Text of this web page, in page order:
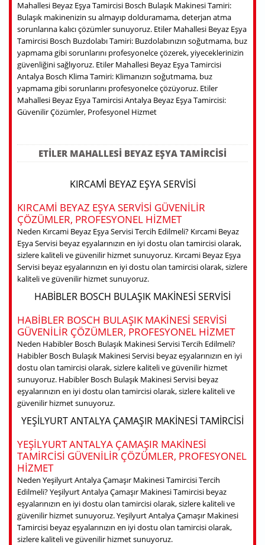
Mahallesi Beyaz Eşya Tamircisi Bosch Bulaşık Makinesi Tamiri:
Bulaşık makinenizin su almayıp dolduramama, deterjan atma
sorunlarına kalıcı çözümler sunuyoruz. Etiler Mahallesi Beyaz Eşya
Tamircisi Bosch Buzdolabı Tamiri: Buzdolabınızın soğutmama, buz
yapmama gibi sorunlarını profesyonelce çözerek, yiyeceklerinizin
güvenliğini sağlıyoruz. Etiler Mahallesi Beyaz Eşya Tamircisi
Antalya Bosch Klima Tamiri: Klimanızın soğutmama, buz
yapmama gibi sorunlarını profesyonelce çözüyoruz. Etiler
Mahallesi Beyaz Eşya Tamircisi Antalya Beyaz Eşya Tamircisi:
Güvenilir Çözümler, Profesyonel Hizmet
ETILER MAHALLESI BEYAZ EŞYA TAMIRCISI
KIRCAMI BEYAZ EŞYA SERVISI
KIRCAMI BEYAZ EŞYA SERVISI GÜVENILIR
ÇÖZÜMLER, PROFESYONEL HIZMET
Neden Kırcami Beyaz Eşya Servisi Tercih Edilmeli? Kırcami Beyaz
Eşya Servisi beyaz eşyalarınızın en iyi dostu olan tamircisi olarak,
sizlere kaliteli ve güvenilir hizmet sunuyoruz. Kırcami Beyaz Eşya
Servisi beyaz eşyalarınızın en iyi dostu olan tamircisi olarak, sizlere
kaliteli ve güvenilir hizmet sunuyoruz.
HABIBLER BOSCH BULAŞIK MAKINESI SERVISI
HABIBLER BOSCH BULAŞIK MAKINESI SERVISI
GÜVENILIR ÇÖZÜMLER, PROFESYONEL HIZMET
Neden Habibler Bosch Bulaşık Makinesi Servisi Tercih Edilmeli?
Habibler Bosch Bulaşık Makinesi Servisi beyaz eşyalarınızın en iyi
dostu olan tamircisi olarak, sizlere kaliteli ve güvenilir hizmet
sunuyoruz. Habibler Bosch Bulaşık Makinesi Servisi beyaz
eşyalarınızın en iyi dostu olan tamircisi olarak, sizlere kaliteli ve
güvenilir hizmet sunuyoruz.
YEŞILYURT ANTALYA ÇAMAŞIR MAKINESI TAMIRCISI
YEŞILYURT ANTALYA ÇAMAŞIR MAKINESI
TAMIRCISI GÜVENILIR ÇÖZÜMLER, PROFESYONEL
HIZMET
Neden Yeşilyurt Antalya Çamaşır Makinesi Tamircisi Tercih
Edilmeli? Yeşilyurt Antalya Çamaşır Makinesi Tamircisi beyaz
eşyalarınızın en iyi dostu olan tamircisi olarak, sizlere kaliteli ve
güvenilir hizmet sunuyoruz. Yeşilyurt Antalya Çamaşır Makinesi
Tamircisi beyaz eşyalarınızın en iyi dostu olan tamircisi olarak,
sizlere kaliteli ve güvenilir hizmet sunuyoruz.